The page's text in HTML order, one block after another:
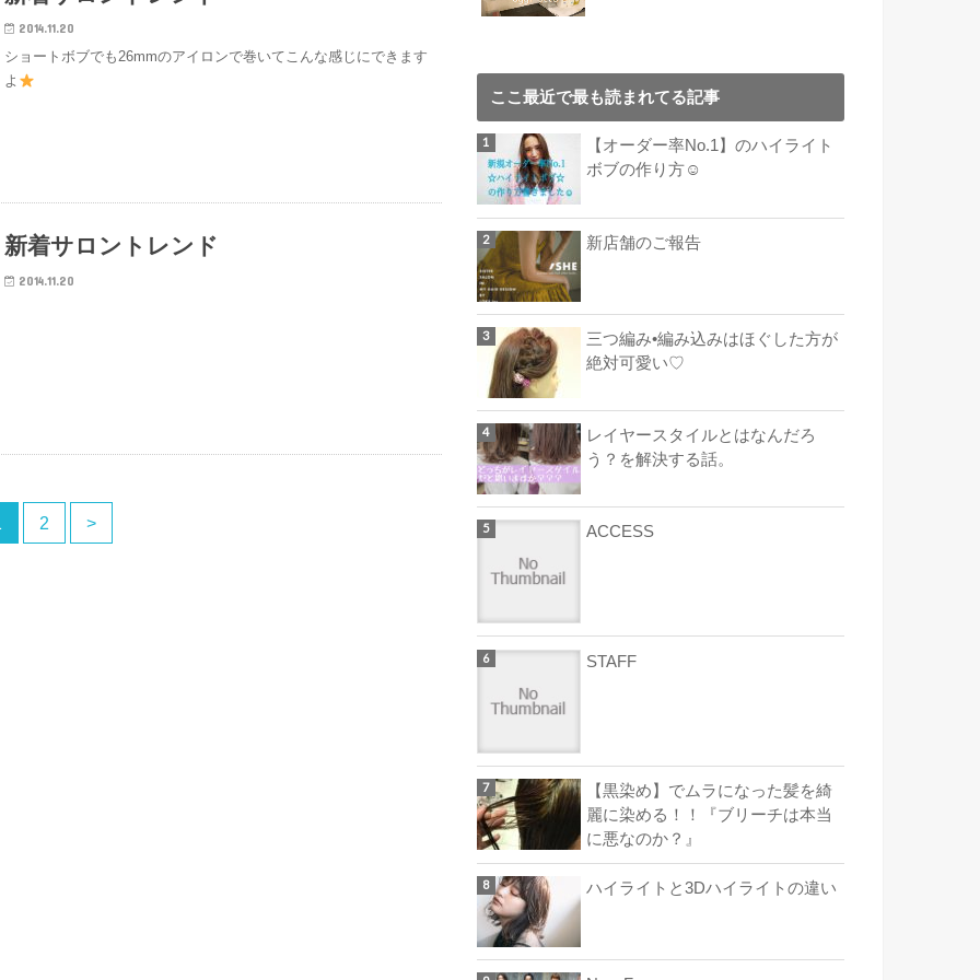
2014.11.20
ショートボブでも26mmのアイロンで巻いてこんな感じにできます
よ
新着サロントレンド
2014.11.20
2 >
ここ最近で最も読まれてる記事
【オーダー率No.1】のハイライト
ボブの作り方☺︎
新店舗のご報告
三つ編み•編み込みはほぐした方が
絶対可愛い♡
レイヤースタイルとはなんだろ
う？を解決する話。
ACCESS
STAFF
【黒染め】でムラになった髪を綺
麗に染める！！『ブリーチは本当
に悪なのか？』
ハイライトと3Dハイライトの違い